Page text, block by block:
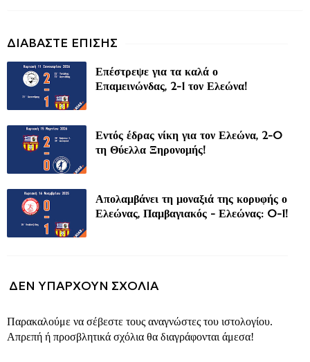
Επέστρεψε για τα καλά ο
Επαμεινώνδας, 2-1 τον Ελεώνα!
Εντός έδρας νίκη για τον Ελεώνα, 2-0
τη Θύελλα Ξηρονομής!
Απολαμβάνει τη μοναξιά της κορυφής ο
Ελεώνας, Παμβαγιακός - Ελεώνας: 0-1!
ΔΕΝ ΥΠΆΡΧΟΥΝ ΣΧΌΛΙΑ
Παρακαλούμε να σέβεστε τους αναγνώστες του ιστολογίου.
Απρεπή ή προσβλητικά σχόλια θα διαγράφονται άμεσα!